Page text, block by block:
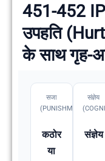
451-452
उपहति
के साथ गृह-
सजा
(PUNISHMENT)
कठोर
या
संज्ञेय
संज्ञेय